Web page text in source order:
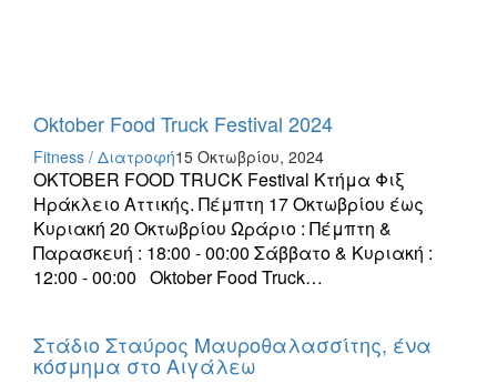
Oktober Food Truck Festival 2024
Fitness / Διατροφή15 Οκτωβρίου, 2024
OKTOBER FOOD TRUCK Festival Κτήμα Φιξ
Ηράκλειο Αττικής. Πέμπτη 17 Οκτωβρίου έως
Κυριακή 20 Οκτωβρίου Ωράριο : Πέμπτη &
Παρασκευή : 18:00 - 00:00 Σάββατο & Κυριακή :
12:00 - 00:00 Oktober Food Truck…
Στάδιο Σταύρος Μαυροθαλασσίτης, ένα
κόσμημα στο Αιγάλεω